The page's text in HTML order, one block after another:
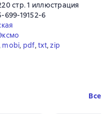
стр. 1 иллюстрация
699-19152-6
mobi, pdf, txt, zip
Все